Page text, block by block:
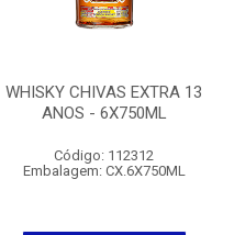
WHISKY CHIVAS EXTRA 13
ANOS - 6X750ML
Código: 112312
Embalagem: CX.6X750ML